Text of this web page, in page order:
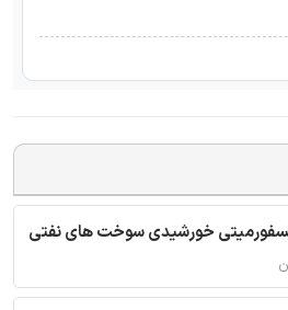
خورشیدی سوخت های نفتی